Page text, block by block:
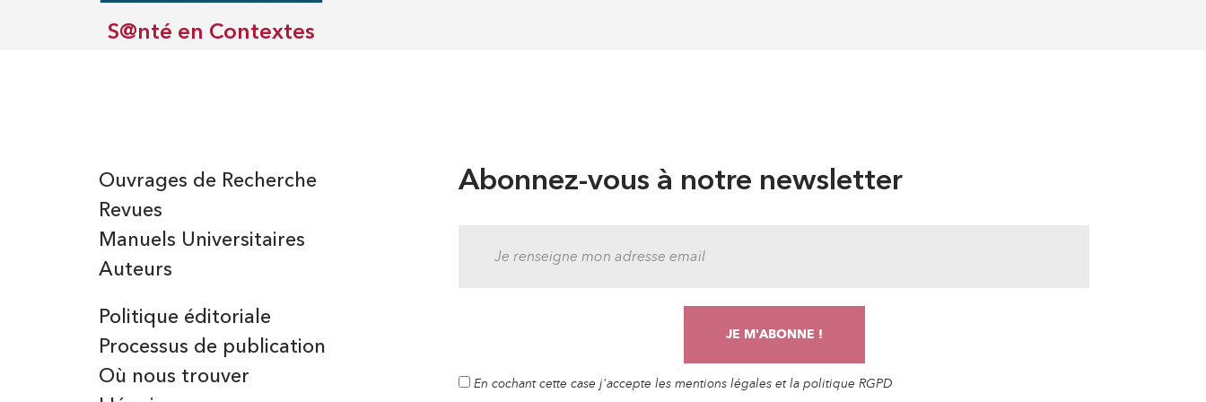
S@nté en Contextes
Abonnez-vous à notre newsletter
En cochant cette case j'accepte les mentions légales et la politique RGPD
Auteurs
Manuels Universitaires
Ouvrages de Recherche
Revues
Politique éditoriale
Processus de publication
Où nous trouver